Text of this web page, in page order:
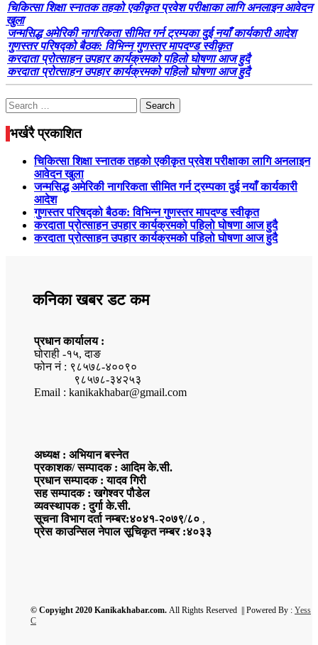
चिकित्सा शिक्षा स्नातक तहको एकीकृत प्रवेश परीक्षाका लागि अनलाइन आवेदन
खुला
जन्मसिद्ध अमेरिकी नागरिकता सीमित गर्न ट्रम्पका दुई नयाँ कार्यकारी आदेश
गुणस्तर परिषद्को बैठक: विभिन्न गुणस्तर मापदण्ड स्वीकृत
करदाता प्रोत्साहन उपहार कार्यक्रमको पहिलो घोषणा आज हुदै
करदाता प्रोत्साहन उपहार कार्यक्रमको पहिलो घोषणा आज हुदै
Search
for:
भर्खरै प्रकाशित
चिकित्सा शिक्षा स्नातक तहको एकीकृत प्रवेश परीक्षाका लागि अनलाइन
आवेदन खुला
जन्मसिद्ध अमेरिकी नागरिकता सीमित गर्न ट्रम्पका दुई नयाँ कार्यकारी
आदेश
गुणस्तर परिषद्को बैठक: विभिन्न गुणस्तर मापदण्ड स्वीकृत
करदाता प्रोत्साहन उपहार कार्यक्रमको पहिलो घोषणा आज हुदै
करदाता प्रोत्साहन उपहार कार्यक्रमको पहिलो घोषणा आज हुदै
कनिका खबर डट कम
प्रधान कार्यालय :
घोराही -१५, दाङ
फोन नं : ९८५७८-४००९०
९८५७८-३४२५३
Email : kanikakhabar@gmail.com
अध्यक्ष : अभियान बस्नेत
प्रकाशक/ सम्पादक : आदिम के.सी.
प्रधान सम्पादक : यादव गिरी
सह सम्पादक : खगेश्वर पौडेल
व्यवस्थापक : दुर्गा के.सी.
सूचना विभाग दर्ता नम्बर:४०४१-२०७९/८० ,
प्रेस काउन्सिल नेपाल सूचिकृत नम्बर :४०३३
© Copyight 2020 Kanikakhabar.com. All Rights Reserved || Powered By : Yess
C